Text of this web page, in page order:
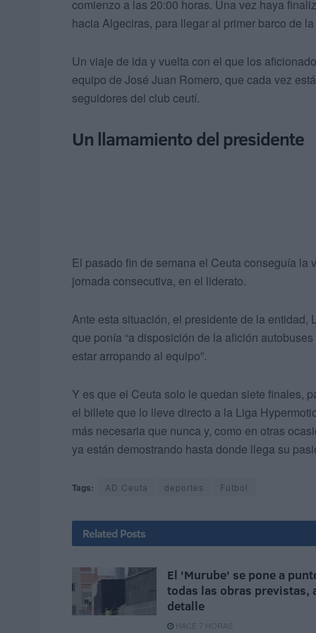
comienzo a las 20:00 horas. Una vez haya
hacia Algeciras, para llegar al primer barco de
Un viaje de ida y vuelta con el que los
equipo de José Juan Romero, que cada vez
seguidores del club ceutí.
Un llamamiento del presidente
El pasado fin de semana el Ceuta conseguía la
jornada consecutiva, en el liderato.
Ante esta situación, el presidente de la
que ponía “a disposición de la afición
estar arropando al equipo”.
Y es que el Ceuta solo le quedan siete finales,
el billete que lo lleve directo a la Liga
más necesaria que nunca y, como en otras
ya están demostrando hasta donde llega su
Tags: AD Ceuta deportes Fútbol
Related Posts
El 'Murube' se pone a
todas las obras previstas,
detalle
HACE 7 HORAS